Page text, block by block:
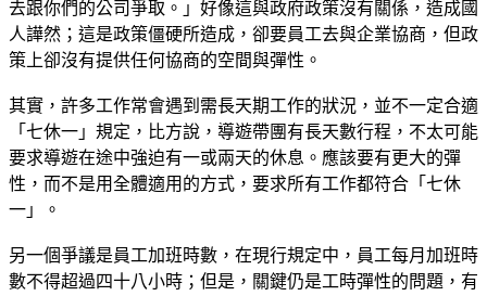
去跟你們的公司爭取。」好像這與政府政策沒有關係，造成國
人譁然；這是政策僵硬所造成，卻要員工去與企業協商，但政
策上卻沒有提供任何協商的空間與彈性。
其實，許多工作常會遇到需長天期工作的狀況，並不一定合適
「七休一」規定，比方說，導遊帶團有長天數行程，不太可能
要求導遊在途中強迫有一或兩天的休息。應該要有更大的彈
性，而不是用全體適用的方式，要求所有工作都符合「七休
一」。
另一個爭議是員工加班時數，在現行規定中，員工每月加班時
數不得超過四十八小時；但是，關鍵仍是工時彈性的問題，有